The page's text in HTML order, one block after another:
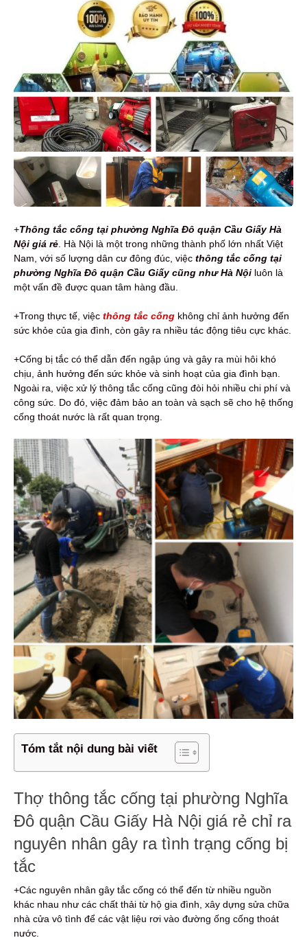
+Thông tắc cống tại phường Nghĩa Đô quận Cầu Giấy Hà
Nội giá rẻ . Hà Nội là một trong những thành phố lớn nhất Việt
Nam, với số lượng dân cư đông đúc, việc thông tắc cống tại
phường Nghĩa Đô quận Cầu Giấy cũng như Hà Nội luôn là
một vấn đề được quan tâm hàng đầu.
+Trong thực tế, việc thông tắc cống không chỉ ảnh hưởng đến
sức khỏe của gia đình, còn gây ra nhiều tác động tiêu cực khác.
+Cống bị tắc có thể dẫn đến ngập úng và gây ra mùi hôi khó
chịu, ảnh hưởng đến sức khỏe và sinh hoạt của gia đình bạn.
Ngoài ra, việc xử lý thông tắc cống cũng đòi hỏi nhiều chi phí và
công sức. Do đó, việc đảm bảo an toàn và sạch sẽ cho hệ thống
cống thoát nước là rất quan trọng.
Tóm tắt nội dung bài viết
Thợ thông tắc cống tại phường Nghĩa
Đô quận Cầu Giấy Hà Nội giá rẻ chỉ ra
nguyên nhân gây ra tình trạng cống bị
tắc
+Các nguyên nhân gây tắc cống có thể đến từ nhiều nguồn
khác nhau như các chất thải từ hộ gia đình, xây dựng sửa chữa
nhà cửa vô tình để các vật liệu rơi vào đường ống cống thoát
nước.